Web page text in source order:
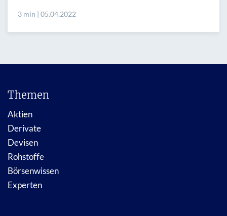
3 min | 05.04.2022
Themen
Aktien
Derivate
Devisen
Rohstoffe
Börsenwissen
Experten